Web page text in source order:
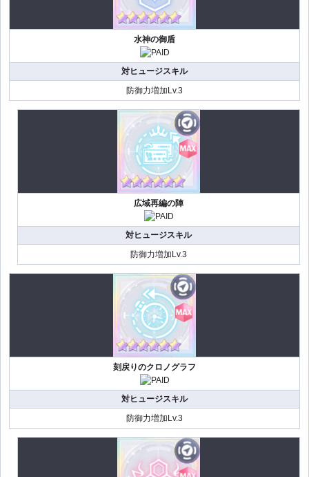
水神の御盾
対ヒュージスキル
防御力増加Lv.3
広域再編の陣
対ヒュージスキル
防御力増加Lv.3
刻戻りのクロノグラフ
対ヒュージスキル
防御力増加Lv.3